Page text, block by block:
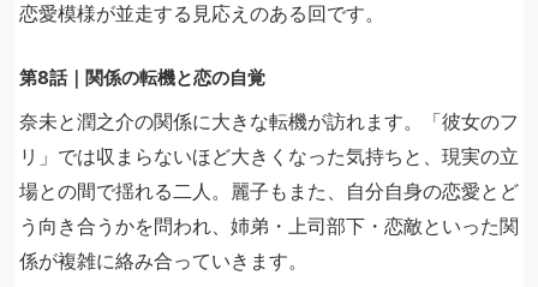
恋愛模様が並走する見応えのある回です。
第8話｜関係の転機と恋の自覚
奈未と潤之介の関係に大きな転機が訪れます。「彼女のフ
リ」では収まらないほど大きくなった気持ちと、現実の立
場との間で揺れる二人。麗子もまた、自分自身の恋愛とど
う向き合うかを問われ、姉弟・上司部下・恋敵といった関
係が複雑に絡み合っていきます。